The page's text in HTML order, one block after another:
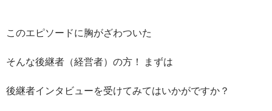
このエピソードに胸がざわついた
そんな後継者（経営者）の方！ まずは
後継者インタビューを受けてみてはいかがですか？